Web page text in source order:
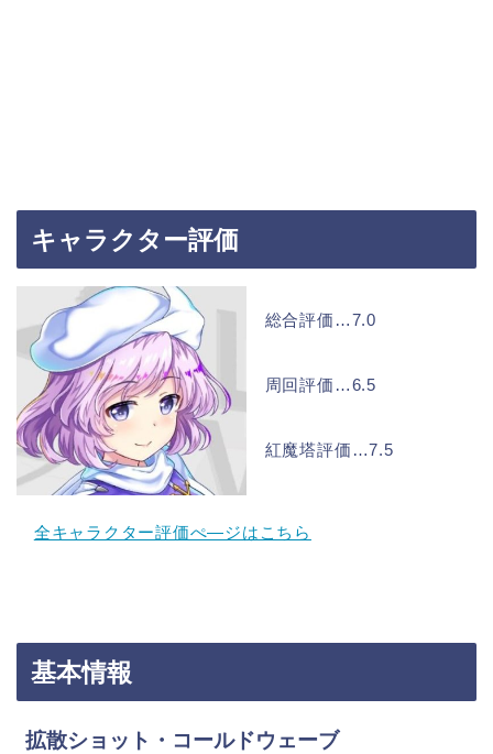
キャラクター評価
総合評価…7.0
周回評価…6.5
紅魔塔評価…7.5
全キャラクター評価ぺ―ジはこちら
基本情報
拡散ショット・コールドウェーブ